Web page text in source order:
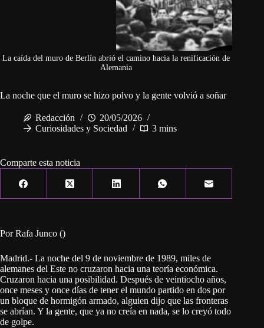
La caída del muro de Berlín abrió el camino hacia la renificación de
Alemania
La noche que el muro se hizo polvo y la gente volvió a soñar
Redacción
20/05/2026
Curiosidades y Sociedad
3 mins
Comparte esta noticia
Por Rafa Junco ()
Madrid.- La noche del 9 de noviembre de 1989, miles de
alemanes del Este no cruzaron hacia una teoría económica.
Cruzaron hacia una posibilidad. Después de veintiocho años,
once meses y once días de tener el mundo partido en dos por
un bloque de hormigón armado, alguien dijo que las fronteras
se abrían. Y la gente, que ya no creía en nada, se lo creyó todo
de golpe.